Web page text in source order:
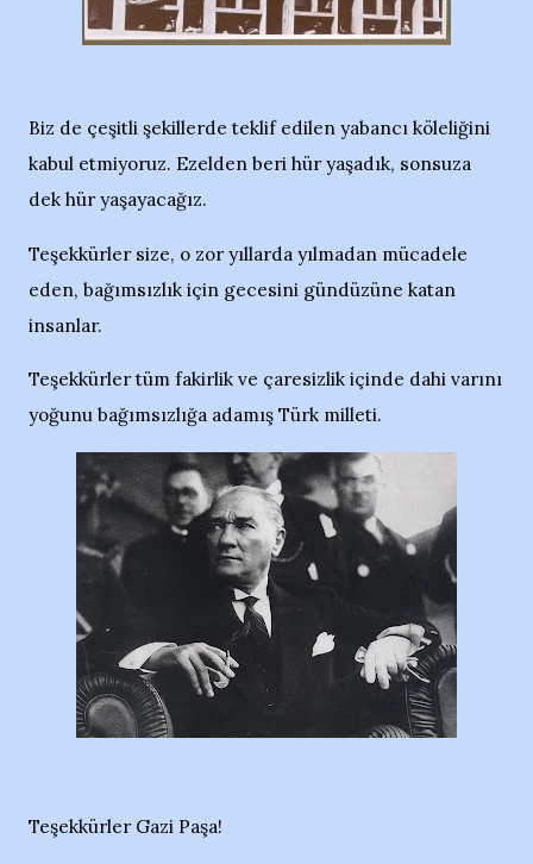
Biz de çeşitli şekillerde teklif edilen yabancı köleliğini
kabul etmiyoruz. Ezelden beri hür yaşadık, sonsuza
dek hür yaşayacağız.
Teşekkürler size, o zor yıllarda yılmadan mücadele
eden, bağımsızlık için gecesini gündüzüne katan
insanlar.
Teşekkürler tüm fakirlik ve çaresizlik içinde dahi varını
yoğunu bağımsızlığa adamış Türk milleti.
Teşekkürler Gazi Paşa!